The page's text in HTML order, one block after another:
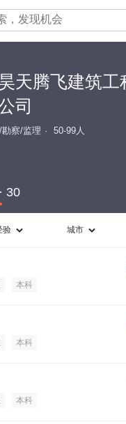
天腾飞建筑工
司
察/监理 50-99人
30
验 城市
本科
本科
本科